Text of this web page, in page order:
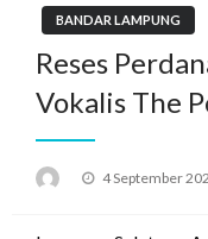
BANDAR LAMPUNG
Reses
Vokalis The
Posted
4 September